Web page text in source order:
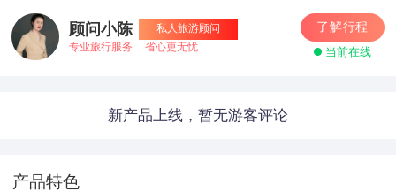
顾问小陈
私人旅游顾问
专业旅行服务
省心更无忧
了解行程
当前在线
新产品上线，暂无游客评论
产品特色